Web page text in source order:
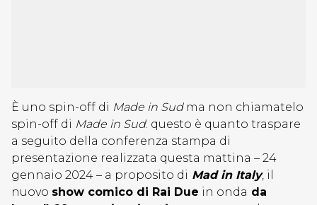
È uno spin-off di Made in Sud ma non chiamatelo
spin-off di Made in Sud: questo è quanto traspare
a seguito della conferenza stampa di
presentazione realizzata questa mattina – 24
gennaio 2024 – a proposito di Mad in Italy, il
nuovo show comico di Rai Due in onda da